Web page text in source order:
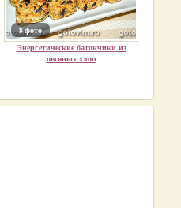
8 фото
Энергетические батончики из
овсяных хлоп